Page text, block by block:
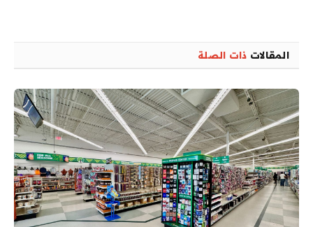
المقالات ذات الصلة